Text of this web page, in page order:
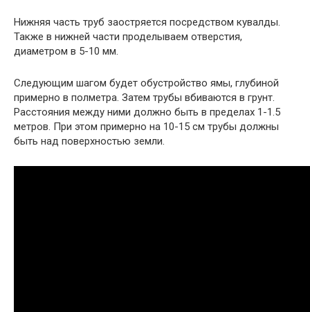
Нижняя часть труб заостряется посредством кувалды.
Также в нижней части проделываем отверстия,
диаметром в 5-10 мм.
Следующим шагом будет обустройство ямы, глубиной
примерно в полметра. Затем трубы вбиваются в грунт.
Расстояния между ними должно быть в пределах 1-1.5
метров. При этом примерно на 10-15 см трубы должны
быть над поверхностью земли.